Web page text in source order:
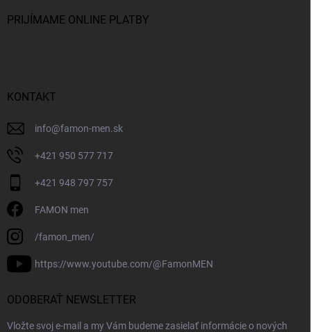
PRIJÍMAME ONLINE PLATBY
KONTAKT
info@famon-men.sk
+421 950 577 717
+421 948 797 757
FAMON men
/famon_men/
https://www.youtube.com/@FamonMEN
ODOBERAŤ NEWSLETTER
Vložte svoj e-mail a my Vám budeme zasielať informácie o nových